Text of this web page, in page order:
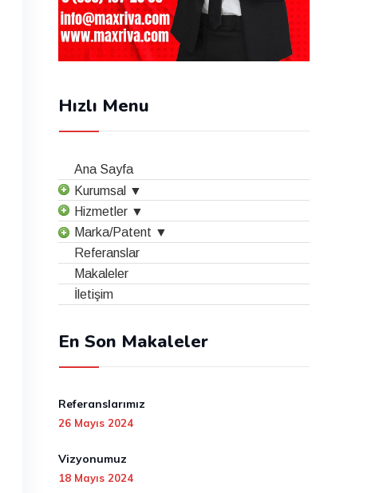
Hızlı Menu
Ana Sayfa
Kurumsal ▼
Hizmetler ▼
Marka/Patent ▼
Referanslar
Makaleler
İletişim
En Son Makaleler
Referanslarımız
26 Mayıs 2024
Vizyonumuz
18 Mayıs 2024